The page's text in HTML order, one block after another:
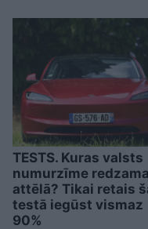
TESTS. Kuras valsts
numurzīme redzama
attēlā? Tikai retais
testā iegūst vismaz
90%